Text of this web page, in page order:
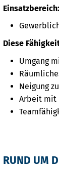
Einsatzbereich:
Diese
Umgang
Neigung
Arbeit mit
RUND UM